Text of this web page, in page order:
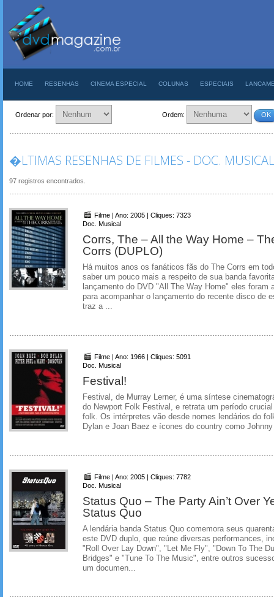
HOME RESENHAS CINEMA ESPECIAL COLUNAS ESPECIAIS
Ordenar por: Ordem: OK
�LTIMAS RESENHAS DE FILMES - DOC. MUSICAL
97 registros encontrados.
Filme | Ano: 2005 | Cliques: 7323
Doc. Musical
Corrs, The – All the Way Home –
Corrs (DUPLO)
Há muitos anos os fanáticos fãs do The Corrs em
saber um pouco mais a respeito de sua banda
lançamento do DVD "All The Way Home" eles foram
para acompanhar o lançamento do recente disco de
traz a ...
Filme | Ano: 1966 | Cliques: 5091
Doc. Musical
Festival!
Festival, de Murray Lerner, é uma síntese
do Newport Folk Festival, e retrata um período
folk. Os intérpretes vão desde nomes lendários do
Dylan e Joan Baez e ícones do country como
Filme | Ano: 2005 | Cliques: 7782
Doc. Musical
Status Quo – The Party Ain’t Over
Status Quo
A lendária banda Status Quo comemora seus
este DVD duplo, que reúne diversas performances,
"Roll Over Lay Down", "Let Me Fly", "Down To The
Bridges" e "Tune To The Music", entre outros
um documen...